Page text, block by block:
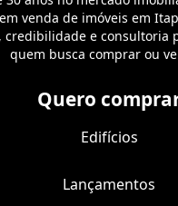
venda de imóveis em
credibilidade e consultoria
quem busca comprar ou
Quero
Edifícios
Lançamentos